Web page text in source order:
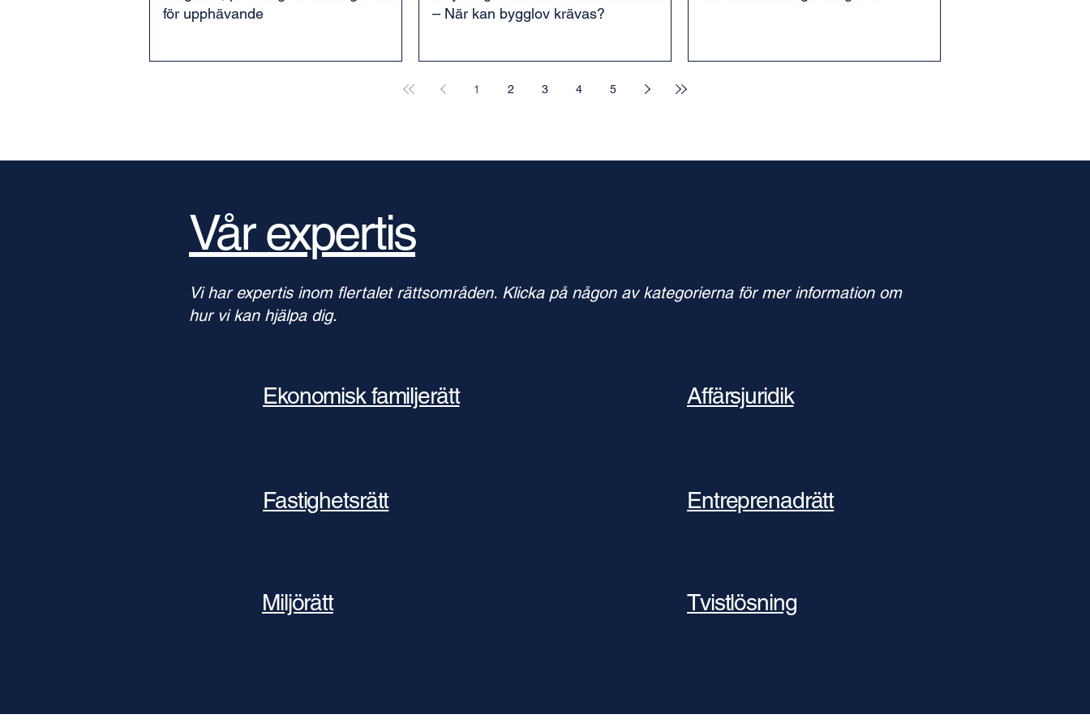
för upphävande
– När kan bygglov krävas?
1 2 3 4 5
Vår expertis
Vi har expertis inom flertalet rättsområden. Klicka på någon av kategorierna för mer information om
hur vi kan hjälpa dig.
Ekonomisk familjerätt Affärsjuridik
Fastighetsrätt Entreprenadrätt
Miljörätt Tvistlösning